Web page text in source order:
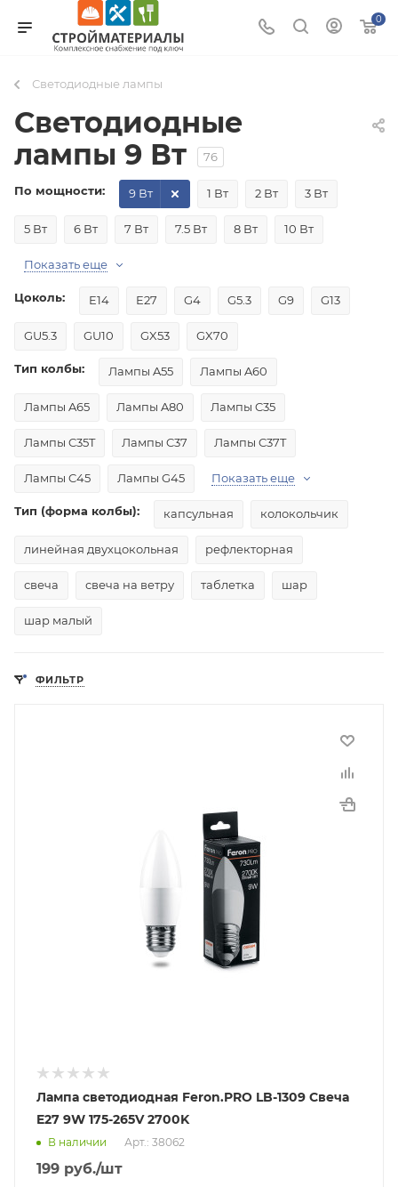
0
Светодиодные лампы
Светодиодные
лампы 9 Вт
76
По мощности: 1 Вт 2 Вт 3 Вт
5 Вт 6 Вт 7 Вт 7.5 Вт 8 Вт
9 Вт
10 Вт
Показать еще
Цоколь: E14 E27 G4 G5.3 G9 G13
GU5.3 GU10 GX53 GX70
Тип колбы: Лампы A55 Лампы A60
Лампы A65 Лампы A80 Лампы C35
Лампы C35T Лампы C37 Лампы C37T
Лампы C45 Лампы G45 Показать еще
Тип (форма колбы): капсульная колокольчик
линейная двухцокольная рефлекторная
свеча свеча на ветру таблетка шар
шар малый
ФИЛЬТР
Лампа светодиодная Feron.PRO LB-1309 Свеча
E27 9W 175-265V 2700K
В наличии Арт.: 38062
199 руб./шт